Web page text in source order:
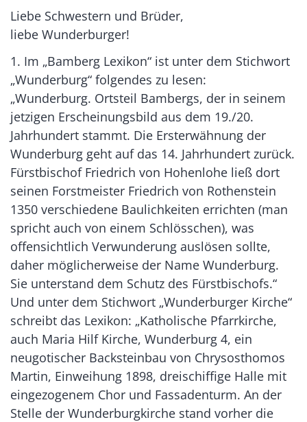
Liebe Schwestern und Brüder,
liebe Wunderburger!
1. Im „Bamberg Lexikon“ ist unter dem Stichwort
„Wunderburg“ folgendes zu lesen:
„Wunderburg. Ortsteil Bambergs, der in seinem
jetzigen Erscheinungsbild aus dem 19./20.
Jahrhundert stammt. Die Ersterwähnung der
Wunderburg geht auf das 14. Jahrhundert zurück.
Fürstbischof Friedrich von Hohenlohe ließ dort
seinen Forstmeister Friedrich von Rothenstein
1350 verschiedene Baulichkeiten errichten (man
spricht auch von einem Schlösschen), was
offensichtlich Verwunderung auslösen sollte,
daher möglicherweise der Name Wunderburg.
Sie unterstand dem Schutz des Fürstbischofs.“
Und unter dem Stichwort „Wunderburger Kirche“
schreibt das Lexikon: „Katholische Pfarrkirche,
auch Maria Hilf Kirche, Wunderburg 4, ein
neugotischer Backsteinbau von Chrysosthomos
Martin, Einweihung 1898, dreischiffige Halle mit
eingezogenem Chor und Fassadenturm. An der
Stelle der Wunderburgkirche stand vorher die